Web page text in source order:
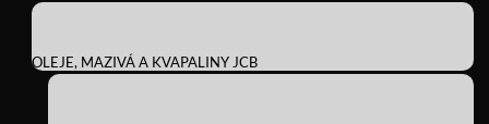
OLEJE, MAZIVÁ A KVAPALINY JCB